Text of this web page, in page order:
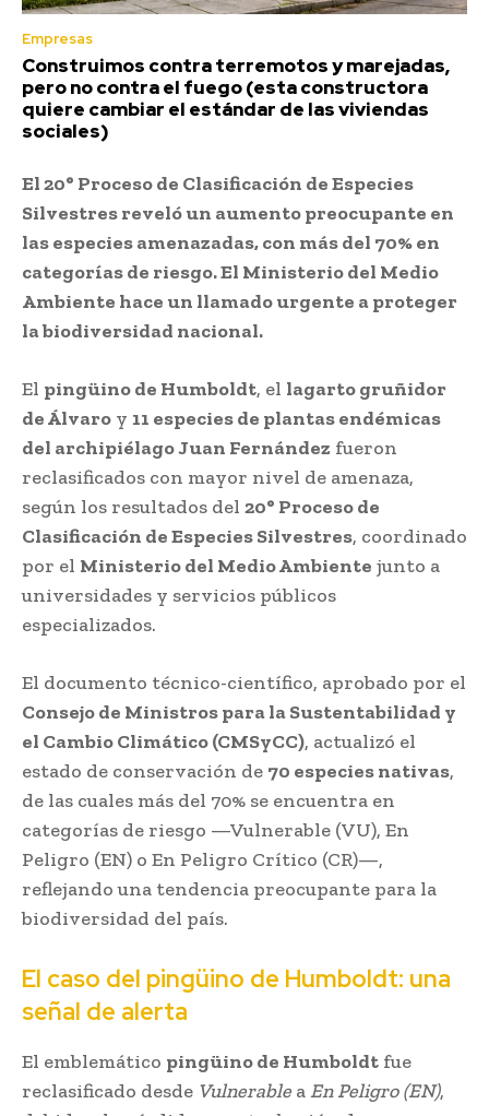
Empresas
Construimos contra terremotos y marejadas,
pero no contra el fuego (esta constructora
quiere cambiar el estándar de las viviendas
sociales)
El 20° Proceso de Clasificación de Especies
Silvestres reveló un aumento preocupante en
las especies amenazadas, con más del 70% en
categorías de riesgo. El Ministerio del Medio
Ambiente hace un llamado urgente a proteger
la biodiversidad nacional.
El pingüino de Humboldt, el lagarto gruñidor
de Álvaro y 11 especies de plantas endémicas
del archipiélago Juan Fernández fueron
reclasificados con mayor nivel de amenaza,
según los resultados del 20° Proceso de
Clasificación de Especies Silvestres, coordinado
por el Ministerio del Medio Ambiente junto a
universidades y servicios públicos
especializados.
El documento técnico-científico, aprobado por el
Consejo de Ministros para la Sustentabilidad y
el Cambio Climático (CMSyCC), actualizó el
estado de conservación de 70 especies nativas,
de las cuales más del 70% se encuentra en
categorías de riesgo —Vulnerable (VU), En
Peligro (EN) o En Peligro Crítico (CR)—,
reflejando una tendencia preocupante para la
biodiversidad del país.
El caso del pingüino de Humboldt: una
señal de alerta
El emblemático pingüino de Humboldt fue
reclasificado desde Vulnerablea En Peligro (EN),